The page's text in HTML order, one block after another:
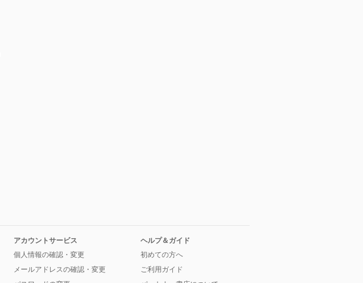
アカウントサービス
個人情報の確認・変更
メールアドレスの確認・変更
ヘルプ＆ガイド
初めての方へ
ご利用ガイド